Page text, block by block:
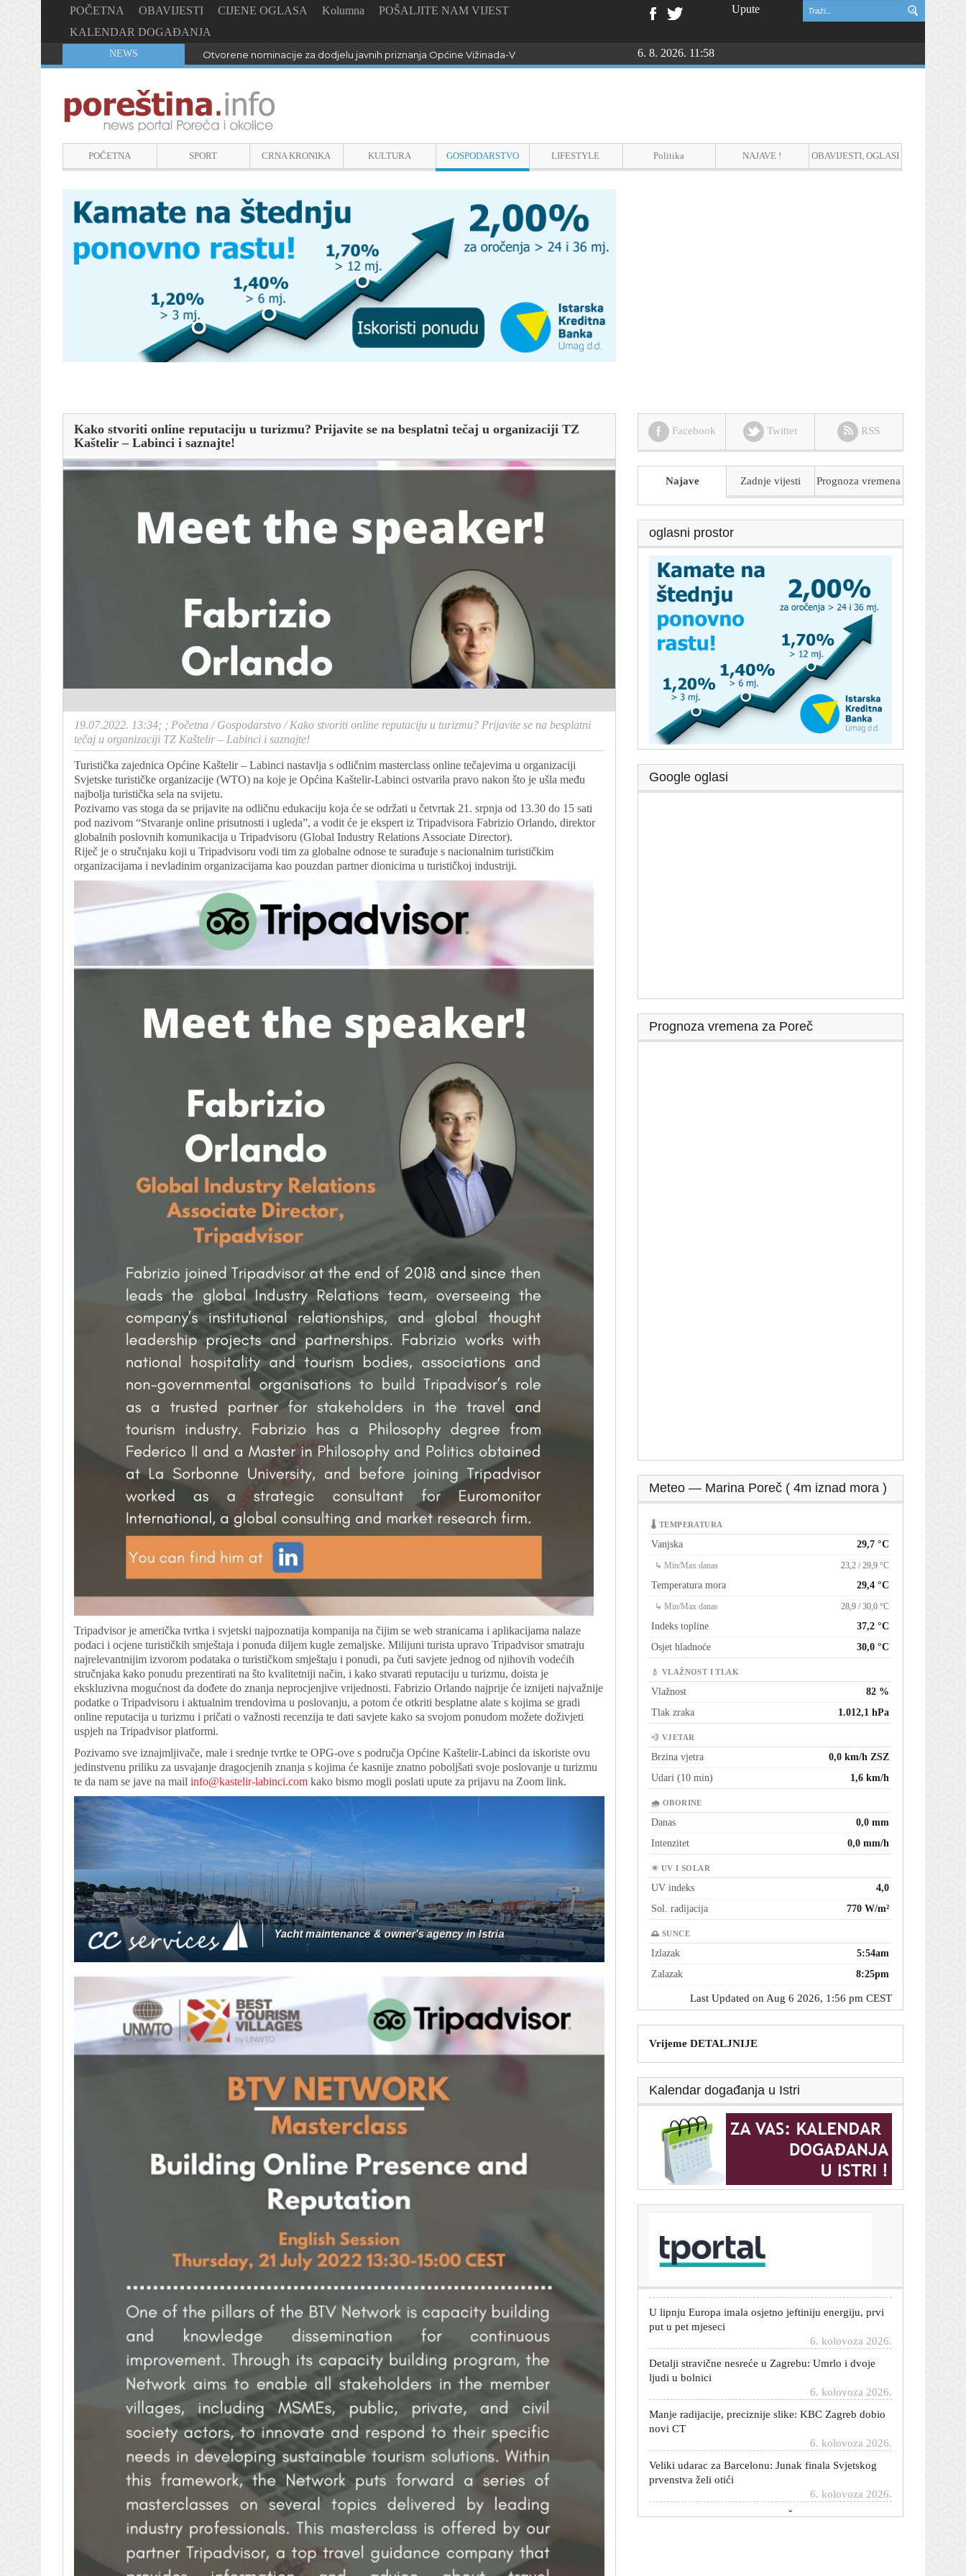
POČETNA OBAVIJESTI CIJENE OGLASA Kolumna
POŠALJITE NAM VIJEST
KALENDAR DOGAĐANJA
Upute
NEWS Otvorene nominacije za dodjelu javnih priznanja Općine Vižinada-Visinada 6. 8. 2026. 11:58
POČETNA SPORT CRNA KRONIKA KULTURA GOSPODARSTVO LIFESTYLE Politika NAJAVE ! OBAVIJESTI, OGLASI
Kako stvoriti online reputaciju u turizmu? Prijavite se na besplatni tečaj u organizaciji TZ
Kaštelir – Labinci i saznajte!
19.07.2022. 13:34; ; Početna /Gospodarstvo /Kako stvoriti online reputaciju u turizmu? Prijavite se na besplatni
tečaj u organizaciji TZ Kaštelir – Labinci i saznajte!
Turistička zajednica Općine Kaštelir – Labinci nastavlja s odličnim masterclass online tečajevima u organizaciji
Svjetske turističke organizacije (WTO) na koje je Općina Kaštelir-Labinci ostvarila pravo nakon što je ušla među
najbolja turistička sela na svijetu.
Pozivamo vas stoga da se prijavite na odličnu edukaciju koja će se održati u četvrtak 21. srpnja od 13.30 do 15 sati
pod nazivom “Stvaranje online prisutnosti i ugleda”, a vodit će je ekspert iz Tripadvisora Fabrizio Orlando, direktor
globalnih poslovnih komunikacija u Tripadvisoru (Global Industry Relations Associate Director).
Riječ je o stručnjaku koji u Tripadvisoru vodi tim za globalne odnose te surađuje s nacionalnim turističkim
organizacijama i nevladinim organizacijama kao pouzdan partner dionicima u turističkoj industriji.
Tripadvisor je američka tvrtka i svjetski najpoznatija kompanija na čijim se web stranicama i aplikacijama nalaze
podaci i ocjene turističkih smještaja i ponuda diljem kugle zemaljske. Milijuni turista upravo Tripadvisor smatraju
najrelevantnijim izvorom podataka o turističkom smještaju i ponudi, pa čuti savjete jednog od njihovih vodećih
stručnjaka kako ponudu prezentirati na što kvalitetniji način, i kako stvarati reputaciju u turizmu, doista je
ekskluzivna mogućnost da dođete do znanja neprocjenjive vrijednosti. Fabrizio Orlando najprije će iznijeti najvažnije
podatke o Tripadvisoru i aktualnim trendovima u poslovanju, a potom će otkriti besplatne alate s kojima se gradi
online reputacija u turizmu i pričati o važnosti recenzija te dati savjete kako sa svojom ponudom možete doživjeti
uspjeh na Tripadvisor platformi.
Pozivamo sve iznajmljivače, male i srednje tvrtke te OPG-ove s područja Općine Kaštelir-Labinci da iskoriste ovu
jedinstvenu priliku za usvajanje dragocjenih znanja s kojima će kasnije znatno poboljšati svoje poslovanje u turizmu
te da nam se jave na mail info@kastelir-labinci.com kako bismo mogli poslati upute za prijavu na Zoom link.
Facebook Twitter RSS
Najave Zadnje vijesti Prognoza vremena
oglasni prostor
Google oglasi
Prognoza vremena za Poreč
Meteo — Marina Poreč ( 4m iznad mora )
🌡 TEMPERATURA
Vanjska 29,7 °C
↳ Min/Max danas 23,2 / 29,9 °C
Temperatura mora 29,4 °C
↳ Min/Max danas 28,9 / 30,0 °C
Indeks topline
37,2 °C
Osjet hladnoće
30,0 °C
💧 VLAŽNOST I TLAK
Vlažnost
82 %
Tlak zraka
1.012,1 hPa
💨 VJETAR
Brzina vjetra
0,0 km/h ZSZ
Udari (10 min)
1,6 km/h
🌧 OBORINE
Danas
0,0 mm
Intenzitet
0,0 mm/h
☀ UV I SOLAR
UV indeks
4,0
Sol. radijacija
770 W/m²
🌅 SUNCE
Izlazak
5:54am
Zalazak
8:25pm
Last Updated on Aug 6 2026, 1:56 pm CEST
Vrijeme DETALJNIJE
Kalendar događanja u Istri
T-portal.hr
Zadar i Dubrovnik bilježe porast
put u pet mjeseci
6. kolovoza 2026.
Detalji stravične nesreće u Zagrebu: Umrlo i dvoje
6. kolovoza 2026.
Manje radijacije, preciznije slike: KBC Zagreb dobio
6. kolovoza 2026.
Veliki udarac za Barcelonu: Junak finala Svjetskog
6. kolovoza 2026.
Uhićen načelnik Svetog Ivana Žabno: Lokalni HDZ